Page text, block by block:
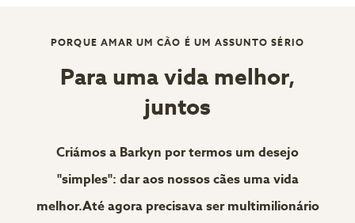
PORQUE AMAR UM CÃO É UM ASSUNTO SÉRIO
Para uma vida melhor,
juntos
Criámos a Barkyn por termos um desejo
"simples": dar aos nossos cães uma vida
melhor.Até agora precisava ser multimilionário